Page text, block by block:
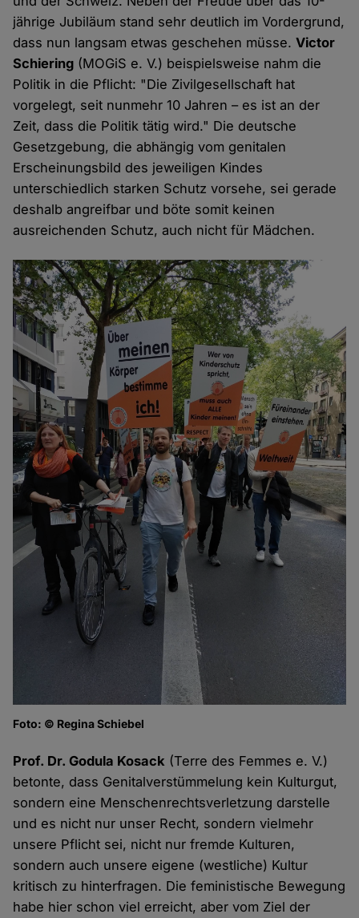
jährige Jubiläum stand sehr deutlich im Vordergrund,
dass nun langsam etwas geschehen müsse.Victor
Schiering (MOGiS e. V.) beispielsweise nahm die
Politik in die Pflicht: "Die Zivilgesellschaft hat
vorgelegt, seit nunmehr 10 Jahren – es ist an der
Zeit, dass die Politik tätig wird." Die deutsche
Gesetzgebung, die abhängig vom genitalen
Erscheinungsbild des jeweiligen Kindes
unterschiedlich starken Schutz vorsehe, sei gerade
deshalb angreifbar und böte somit keinen
ausreichenden Schutz, auch nicht für Mädchen.
Foto: © Regina Schiebel
Prof. Dr. Godula Kosack (Terre des Femmes e. V.)
betonte, dass Genitalverstümmelung kein Kulturgut,
sondern eine Menschenrechtsverletzung darstelle
und es nicht nur unser Recht, sondern vielmehr
unsere Pflicht sei, nicht nur fremde Kulturen,
sondern auch unsere eigene (westliche) Kultur
kritisch zu hinterfragen. Die feministische Bewegung
habe hier schon viel erreicht, aber vom Ziel der